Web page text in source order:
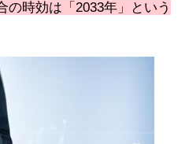
の時効は「2033年」という